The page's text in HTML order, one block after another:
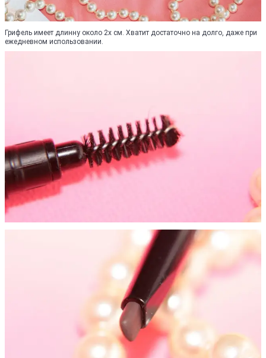
Грифель имеет длинну около 2х см. Хватит достаточно на долго, даже при
ежедневном использовании.